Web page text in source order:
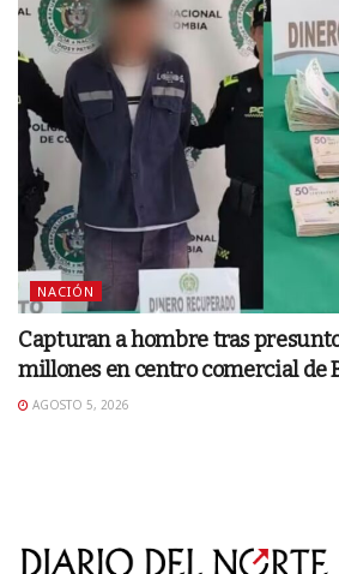
NACIÓN
Capturan a hombre tras
millones en centro comercial de
AGOSTO 5, 2026